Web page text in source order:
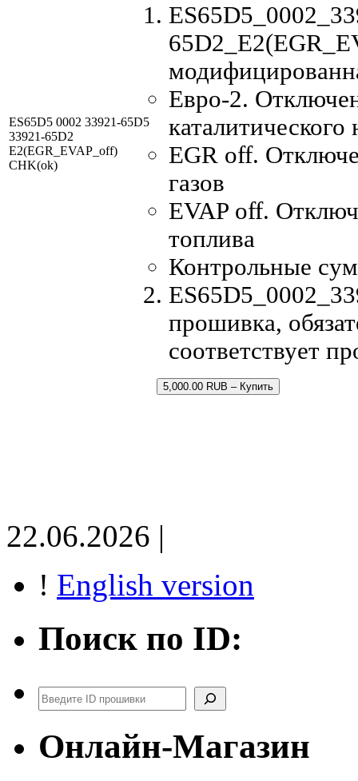
ES65D5 0002 33921-65D5
33921-65D2
E2(EGR_EVAP_off)
CHK(ok)
Евро-2.
каталитического
EGR off.
газов
EVAP off.
топлива
Контрольные
прошивка,
соответствует
5,000.00 RUB – Купить
22.06.2026 |
! English version
Поиск по ID:
Поиск
Онлайн-Магазин